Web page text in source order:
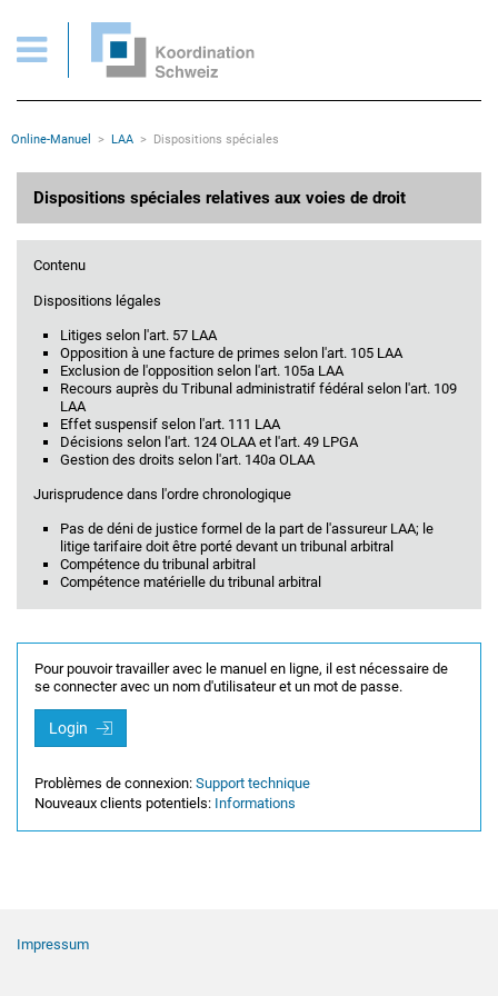
Pages importantes
Page d'accueil
Contenu
Plan du site
Rootline
Online-Manuel LAA Dispositions spéciales
Dispositions spéciales relatives aux voies de droit
Contenu
Dispositions légales
Litiges selon l'art. 57 LAA
Opposition à une facture de primes selon l'art. 105 LAA
Exclusion de l'opposition selon l'art. 105a LAA
Recours auprès du Tribunal administratif fédéral selon l'art. 109
LAA
Effet suspensif selon l'art. 111 LAA
Décisions selon l'art. 124 OLAA et l'art. 49 LPGA
Gestion des droits selon l'art. 140a OLAA
Jurisprudence dans l'ordre chronologique
Pas de déni de justice formel de la part de l'assureur LAA; le
litige tarifaire doit être porté devant un tribunal arbitral
Compétence du tribunal arbitral
Compétence matérielle du tribunal arbitral
Pour pouvoir travailler avec le manuel en ligne, il est nécessaire de
se connecter avec un nom d'utilisateur et un mot de passe.
Login
Problèmes de connexion: Support technique
Nouveaux clients potentiels: Informations
Impressum